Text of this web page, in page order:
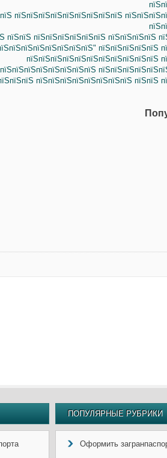
пїЅпїЅпїЅпїЅпїЅпїЅпїЅпїЅпїЅ
пїЅпїЅ пїЅпїЅпїЅпїЅпїЅпїЅ пїЅпїЅпїЅпїЅ
пїЅпїЅпїЅпїЅпїЅ
пїЅпїЅпїЅпїЅпїЅпїЅпїЅпїЅпїЅпїЅпїЅ
пїЅпїЅпїЅпїЅпїЅпїЅпїЅпїЅ пїЅпїЅ
ПОПУЛЯРНЫЕ РУБРИКИ
Оформить